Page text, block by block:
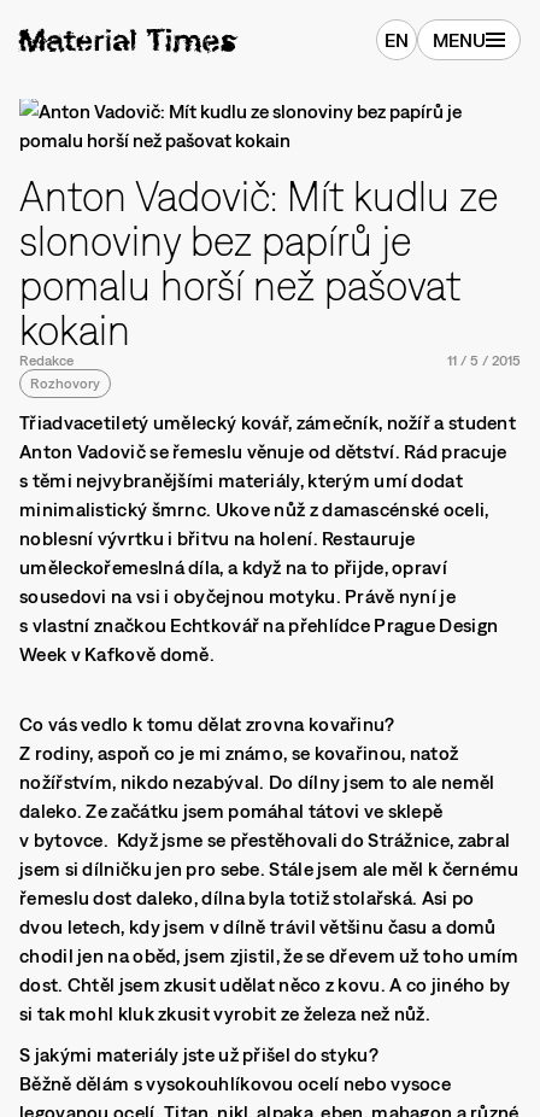
EN MENU
Anton Vadovič: Mít kudlu ze
slonoviny bez papírů je
pomalu horší než pašovat
kokain
Redakce 11 / 5 / 2015
Rozhovory
Třiadvacetiletý umělecký kovář, zámečník, nožíř a student
Anton Vadovič se řemeslu věnuje od dětství. Rád pracuje
s těmi nejvybranějšími materiály, kterým umí dodat
minimalistický šmrnc. Ukove nůž z damascénské oceli,
noblesní vývrtku i břitvu na holení. Restauruje
uměleckořemeslná díla, a když na to přijde, opraví
sousedovi na vsi i obyčejnou motyku. Právě nyní je
s vlastní značkou Echtkovář na přehlídce Prague Design
Week v Kafkově domě.
Co vás vedlo k tomu dělat zrovna kovařinu?
Z rodiny, aspoň co je mi známo, se kovařinou, natož
nožířstvím, nikdo nezabýval. Do dílny jsem to ale neměl
daleko. Ze začátku jsem pomáhal tátovi ve sklepě
v bytovce. Když jsme se přestěhovali do Strážnice, zabral
jsem si dílničku jen pro sebe. Stále jsem ale měl k černému
řemeslu dost daleko, dílna byla totiž stolařská. Asi po
dvou letech, kdy jsem v dílně trávil většinu času a domů
chodil jen na oběd, jsem zjistil, že se dřevem už toho umím
dost. Chtěl jsem zkusit udělat něco z kovu. A co jiného by
si tak mohl kluk zkusit vyrobit ze železa než nůž.
S jakými materiály jste už přišel do styku?
Běžně dělám s vysokouhlíkovou ocelí nebo vysoce
legovanou ocelí. Titan, nikl, alpaka, eben, mahagon a různé